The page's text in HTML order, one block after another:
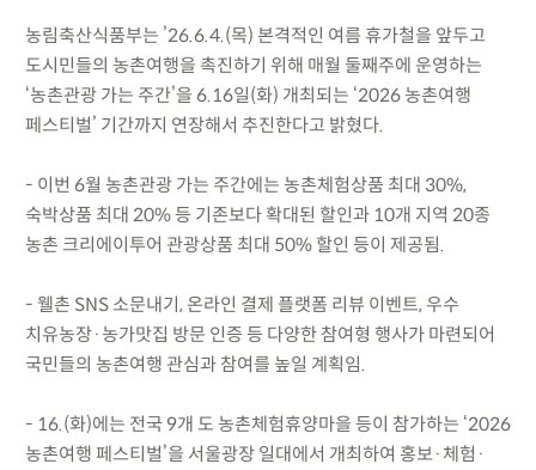
농림축산식품부는 ’26.6.4.(목) 본격적인 여름 휴가철을 앞두고
도시민들의 농촌여행을 촉진하기 위해 매월 둘째주에 운영하는
‘농촌관광 가는 주간’을 6.16일(화) 개최되는 ‘2026 농촌여행
페스티벌’ 기간까지 연장해서 추진한다고 밝혔다.
- 이번 6월 농촌관광 가는 주간에는 농촌체험상품 최대 30%,
숙박상품 최대 20% 등 기존보다 확대된 할인과 10개 지역 20종
농촌 크리에이투어 관광상품 최대 50% 할인 등이 제공됨.
- 웰촌 SNS 소문내기, 온라인 결제 플랫폼 리뷰 이벤트, 우수
치유농장·농가맛집 방문 인증 등 다양한 참여형 행사가 마련되어
국민들의 농촌여행 관심과 참여를 높일 계획임.
- 16.(화)에는 전국 9개 도 농촌체험휴양마을 등이 참가하는 ‘2026
농촌여행 페스티벌’을 서울광장 일대에서 개최하여 홍보·체험·